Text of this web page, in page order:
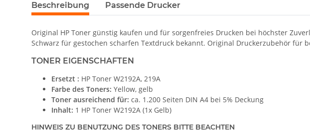
Beschreibung Passende Drucker
Original HP Toner günstig kaufen und für sorgenfreies Drucken bei höchster
Schwarz für gestochen scharfen Textdruck bekannt. Original Druckerzubehör für
TONER EIGENSCHAFTEN
Ersetzt : HP Toner W2192A, 219A
Farbe des Toners: Yellow, gelb
Toner ausreichend für: ca. 1.200 Seiten DIN A4 bei 5% Deckung
Inhalt: 1 HP Toner W2192A (1x Gelb)
HINWEIS ZU BENUTZUNG DES TONERS BITTE BEACHTEN